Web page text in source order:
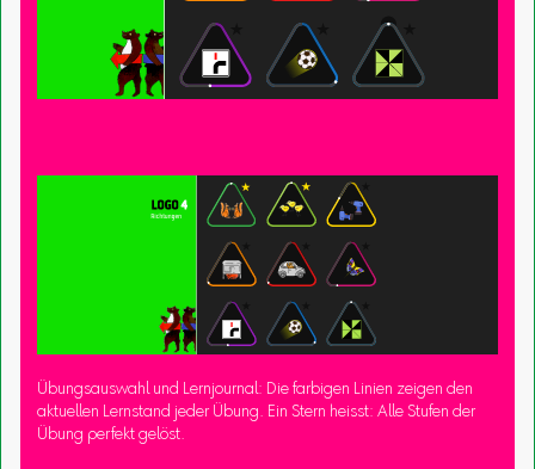
Übungsauswahl und Lernjournal: Die farbigen Linien zeigen den
aktuellen Lernstand jeder Übung. Ein Stern heisst: Alle Stufen der
Übung perfekt gelöst.